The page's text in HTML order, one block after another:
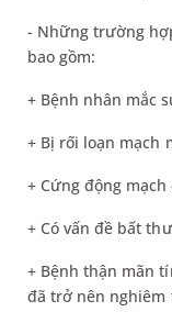
- Những trường
bao gồm:
+ Bệnh nhân mắc
+ Bị rối loạn mạch
+ Cứng động
+ Có vấn đề bất
+ Bệnh thận mãn
đã trở nên nghiêm